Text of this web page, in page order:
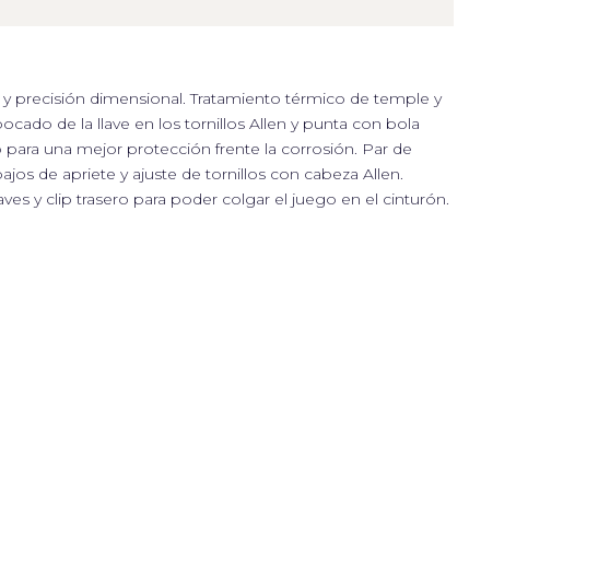
precisión dimensional. Tratamiento térmico de temple y
de la llave en los tornillos Allen y punta con bola
para una mejor protección frente la corrosión. Par de
de apriete y ajuste de tornillos con cabeza Allen.
y clip trasero para poder colgar el juego en el cinturón.